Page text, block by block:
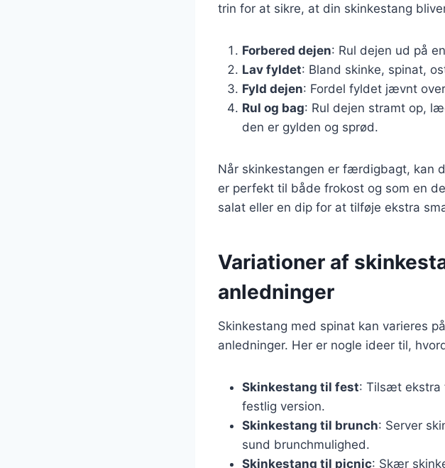
trin for at sikre, at din skinkestang
Forbered dejen: Rul dejen ud på
Lav fyldet: Bland skinke, spinat,
Fyld dejen: Fordel fyldet jævnt
Rul og bag: Rul dejen stramt op,
den er gylden og sprød.
Når skinkestangen er færdigbagt, kan
er perfekt til både frokost og som en
salat eller en dip for at tilføje ekstra
Variationer af
anledninger
Skinkestang med spinat kan varieres
anledninger. Her er nogle ideer til,
Skinkestang til fest: Tilsæt ekstra
festlig version.
Skinkestang til brunch: Server
sund brunchmulighed.
Skinkestang til picnic: Skær